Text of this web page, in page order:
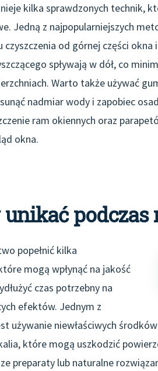
kilka sprawdzonych technik,
Jedną z najpopularniejszych
czyszczenia od górnej części
spływają w dół, co
Warto także używać
nadmiar wody i zapobiec
ram okiennych oraz
okna.
unikać
popełnić kilka
mogą wpłynąć na jakość
czas potrzebny na
efektów. Jednym z
używanie niewłaściwych
które mogą uszkodzić
preparaty lub naturalne